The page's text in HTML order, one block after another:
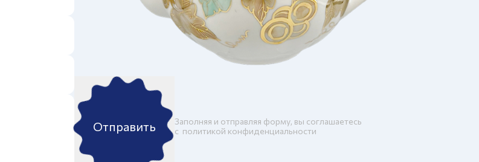
Отправить
Заполняя и отправляя форму, вы соглашаетесь
c политикой конфиденциальности